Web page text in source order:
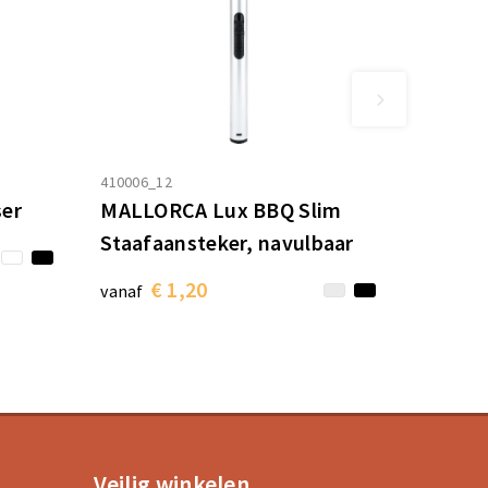
410006_12
MALLORCA Lux BBQ Slim
Staafaansteker, navulbaar
vanaf € 1,20